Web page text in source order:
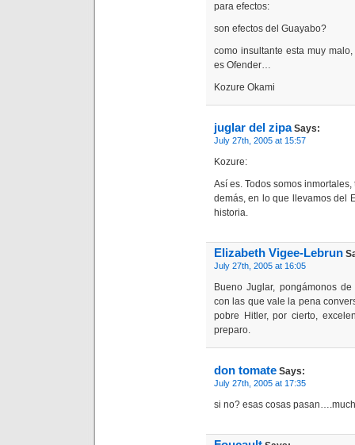
para efectos:
son efectos del Guayabo?
como insultante esta muy
es Ofender…
Kozure Okami
juglar del zipaSays:
July 27th, 2005 at 15:57
Kozure:
Así es. Todos somos
demás, en lo que llevamos del
historia.
Elizabeth Vigee-Lebrun
July 27th, 2005 at 16:05
Bueno Juglar, pongámonos
con las que vale la pena
pobre Hitler, por cierto,
preparo.
don tomate Says:
July 27th, 2005 at 17:35
si no? esas cosas